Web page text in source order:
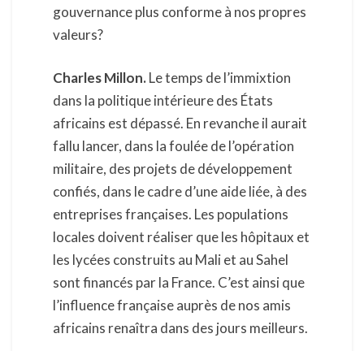
gouvernance plus conforme à nos propres
valeurs?
Charles Millon.Le temps de l’immixtion
dans la politique intérieure des États
africains est dépassé. En revanche il aurait
fallu lancer, dans la foulée de l’opération
militaire, des projets de développement
confiés, dans le cadre d’une aide liée, à des
entreprises françaises. Les populations
locales doivent réaliser que les hôpitaux et
les lycées construits au Mali et au Sahel
sont financés par la France. C’est ainsi que
l’influence française auprès de nos amis
africains renaîtra dans des jours meilleurs.